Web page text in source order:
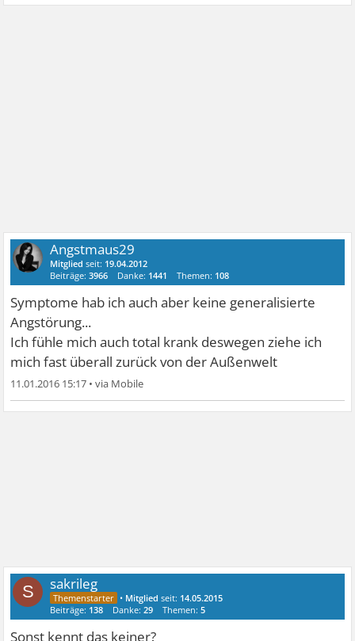
Angstmaus29
Mitglied seit: 19.04.2012
Beiträge:3966 Danke: 1441 Themen: 108
Symptome hab ich auch aber keine generalisierte
Angstörung...
Ich fühle mich auch total krank deswegen ziehe ich
mich fast überall zurück von der Außenwelt
11.01.2016 15:17 •
S sakrileg
• Mitglied seit: 14.05.2015
Beiträge: 138 Danke:29 Themen:5
Sonst kennt das keiner?